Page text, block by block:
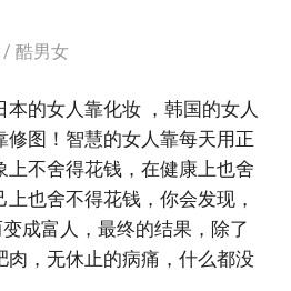
酷男女
的女人靠化妆 ，韩国的女人
修图！智慧的女人靠每天用正
上不舍得花钱，在健康上也舍
也舍不得花钱，你会发现，
成富人，最终的结果，除了
肉，无休止的病痛，什么都没